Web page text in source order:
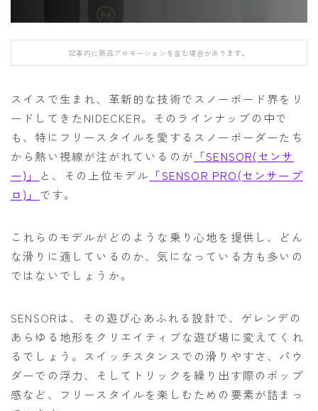
FANATIC
FIELD EARTH
FNTC
GNU
GRAY
HEAD
HOLIDAY
K2
MOSS
NITRO
NOVEMBER
OGASAKA
RICE28
記事内に商品プロモーションを含む場合があります。
スイスで生まれ、革新的な技術でスノーボード界をリ
ードしてきたNIDECKER。そのラインナップの中で
も、特にフリースタイルを愛するスノーボーダーたち
から熱い視線が注がれているのが 「SENSOR(センサ
ー)」
と、その上位モデル 「SENSOR PRO(センサープ
ロ)」 です。
これらのモデルがどのような乗り心地を提供し、どん
な滑りに適しているのか、気になっている方も多いの
ではないでしょうか。
SENSORは、その遊び心あふれる設計で、ゲレンデの
あらゆる地形をクリエイティブな遊び場に変えてくれ
るでしょう。スイッチスタンスでの滑りやすさ、パウ
ダーでの浮力、そしてトリックを繰り出す際のポップ
感など、フリースタイルを楽しむための要素が詰まっ